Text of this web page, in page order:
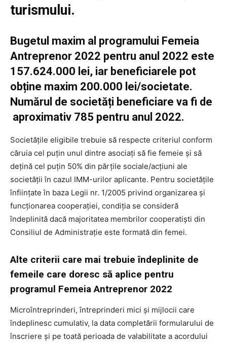
turismului.
Bugetul maxim al programului Femeia
Antreprenor 2022 pentru anul 2022 este
157.624.000 lei, iar beneficiarele pot
obține maxim 200.000 lei/societate.
Numărul de societăți beneficiare va fi de
aproximativ 785 pentru anul 2022.
Societățile eligibile trebuie să respecte criteriul conform
căruia cel puţin unul dintre asociaţi să fie femeie şi să
deţină cel puţin 50% din părţile sociale/acțiuni ale
societăţii în cazul IMM-urilor aplicante. Pentru societățile
înființate în baza Legii nr. 1/2005 privind organizarea și
funcționarea cooperației, condiția se consideră
îndeplinită dacă majoritatea membrilor cooperatiști din
Consiliul de Administrație este formată din femei.
Alte criterii care mai trebuie îndeplinite de
femeile care doresc să aplice pentru
programul Femeia Antreprenor 2022
Microîntreprinderi, întreprinderi mici și mijlocii care
îndeplinesc cumulativ, la data completării formularului de
înscriere și pe toată perioada de valabilitate a acordului